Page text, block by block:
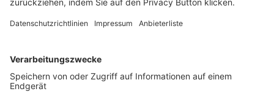
FOLGE DEM BFV
TOP-VEREINE